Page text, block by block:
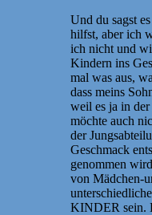
Und du sagst
hilfst, aber ich
ich nicht und
Kindern ins
mal was aus,
dass meins
weil es ja in
möchte auch
der
Geschmack
genommen
von Mädchen-
KINDER sein.